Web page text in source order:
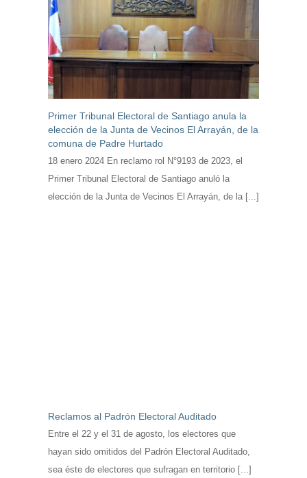
Primer Tribunal Electoral de Santiago anula la
elección de la Junta de Vecinos El Arrayán, de la
comuna de Padre Hurtado
18 enero 2024 En reclamo rol N°9193 de 2023, el
Primer Tribunal Electoral de Santiago anuló la
elección de la Junta de Vecinos El Arrayán, de la [...]
Reclamos al Padrón Electoral Auditado
Entre el 22 y el 31 de agosto, los electores que
hayan sido omitidos del Padrón Electoral Auditado,
sea éste de electores que sufragan en territorio [...]